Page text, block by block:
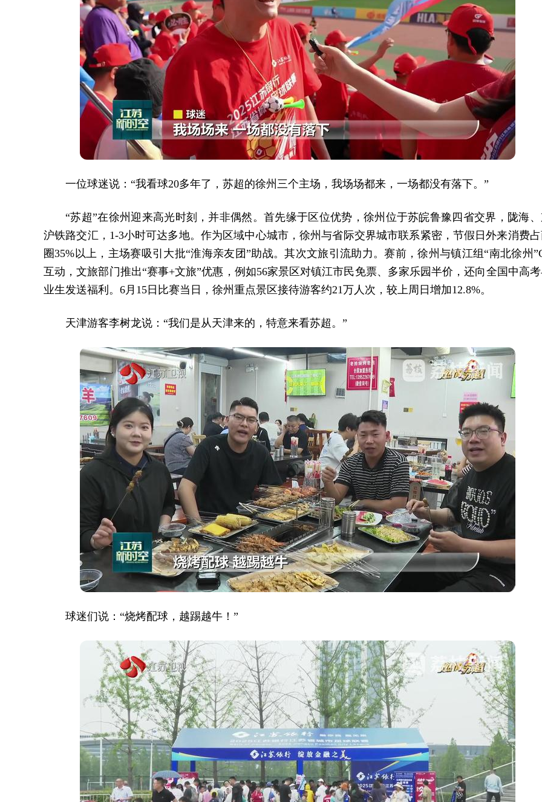
一位球迷说：“我看球20多年了，苏超的徐州三个主场，我场场都来，一场都没有落下。”
“苏超”在徐州迎来高光时刻，并非偶然。首先缘于区位优势，徐州位于苏皖鲁豫四省交界，陇海
沪铁路交汇，1-3小时可达多地。作为区域中心城市，徐州与省际交界城市联系紧密，节假日外来消费
圈35%以上，主场赛吸引大批“淮海亲友团”助战。其次文旅引流助力。赛前，徐州与镇江组“南北徐州
互动，文旅部门推出“赛事+文旅”优惠，例如56家景区对镇江市民免票、多家乐园半价，还向全国中高
业生发送福利。6月15日比赛当日，徐州重点景区接待游客约21万人次，较上周日增加12.8%。
天津游客李树龙说：“我们是从天津来的，特意来看苏超。”
球迷们说：“烧烤配球，越踢越牛！”